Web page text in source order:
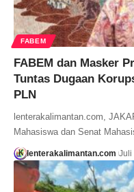
FABEM
FABEM dan Masker
Tuntas Dugaan
PLN
lenterakalimantan.com,
Mahasiswa dan Senat
lenterakalimantan.com Juli